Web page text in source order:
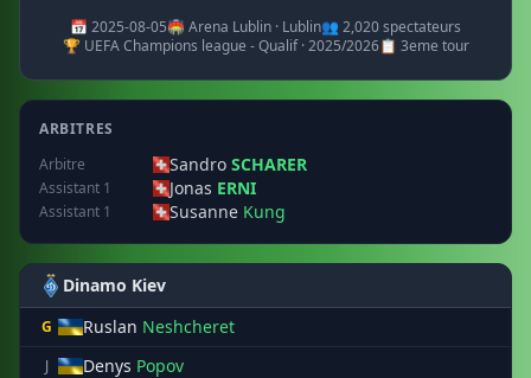
📅 2025-08-05🏟️ Arena Lublin · Lublin👥 2,020 spectateurs
🏆 UEFA Champions league - Qualif · 2025/2026📋 3eme tour
ARBITRES
Arbitre
Sandro SCHARER
Assistant 1 Jonas ERNI
Assistant 1 Susanne Kung
Dinamo Kiev
G Ruslan Neshcheret
J Denys Popov